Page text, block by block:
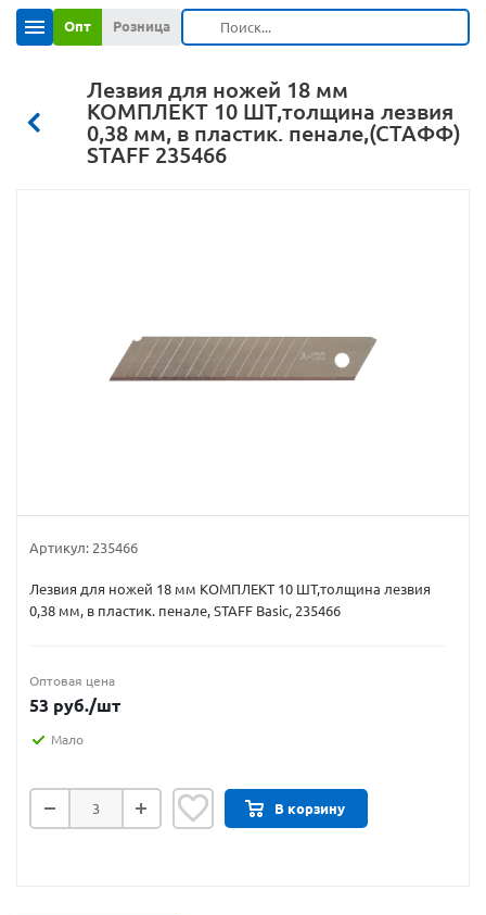
Опт Розница
Лезвия для ножей 18 мм
КОМПЛЕКТ 10 ШТ,толщина лезвия
0,38 мм, в пластик. пенале,(СТАФФ)
STAFF 235466
Артикул: 235466
Лезвия для ножей 18 мм КОМПЛЕКТ 10 ШТ,толщина лезвия
0,38 мм, в пластик. пенале, STAFF Basic, 235466
Оптовая цена
53 руб./шт
Мало
В корзину